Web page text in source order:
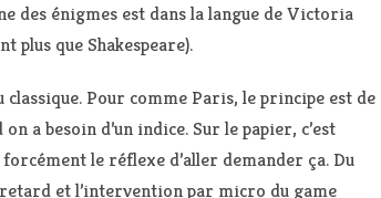
des énigmes est dans la langue de Victoria
plus que Shakespeare).
classique. Pour comme Paris, le principe est de
a besoin d’un indice. Sur le papier, c’est
forcément le réflexe d’aller demander ça. Du
et l’intervention par micro du game